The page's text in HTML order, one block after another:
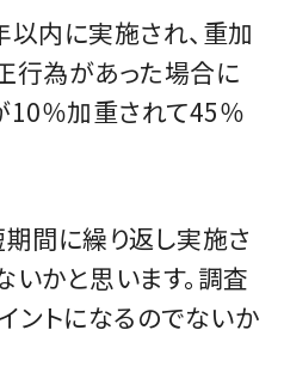
内に実施され、重加
行為があった場合に
10％加重されて45％
間に繰り返し実施さ
かと思います。調査
ントになるのでないか